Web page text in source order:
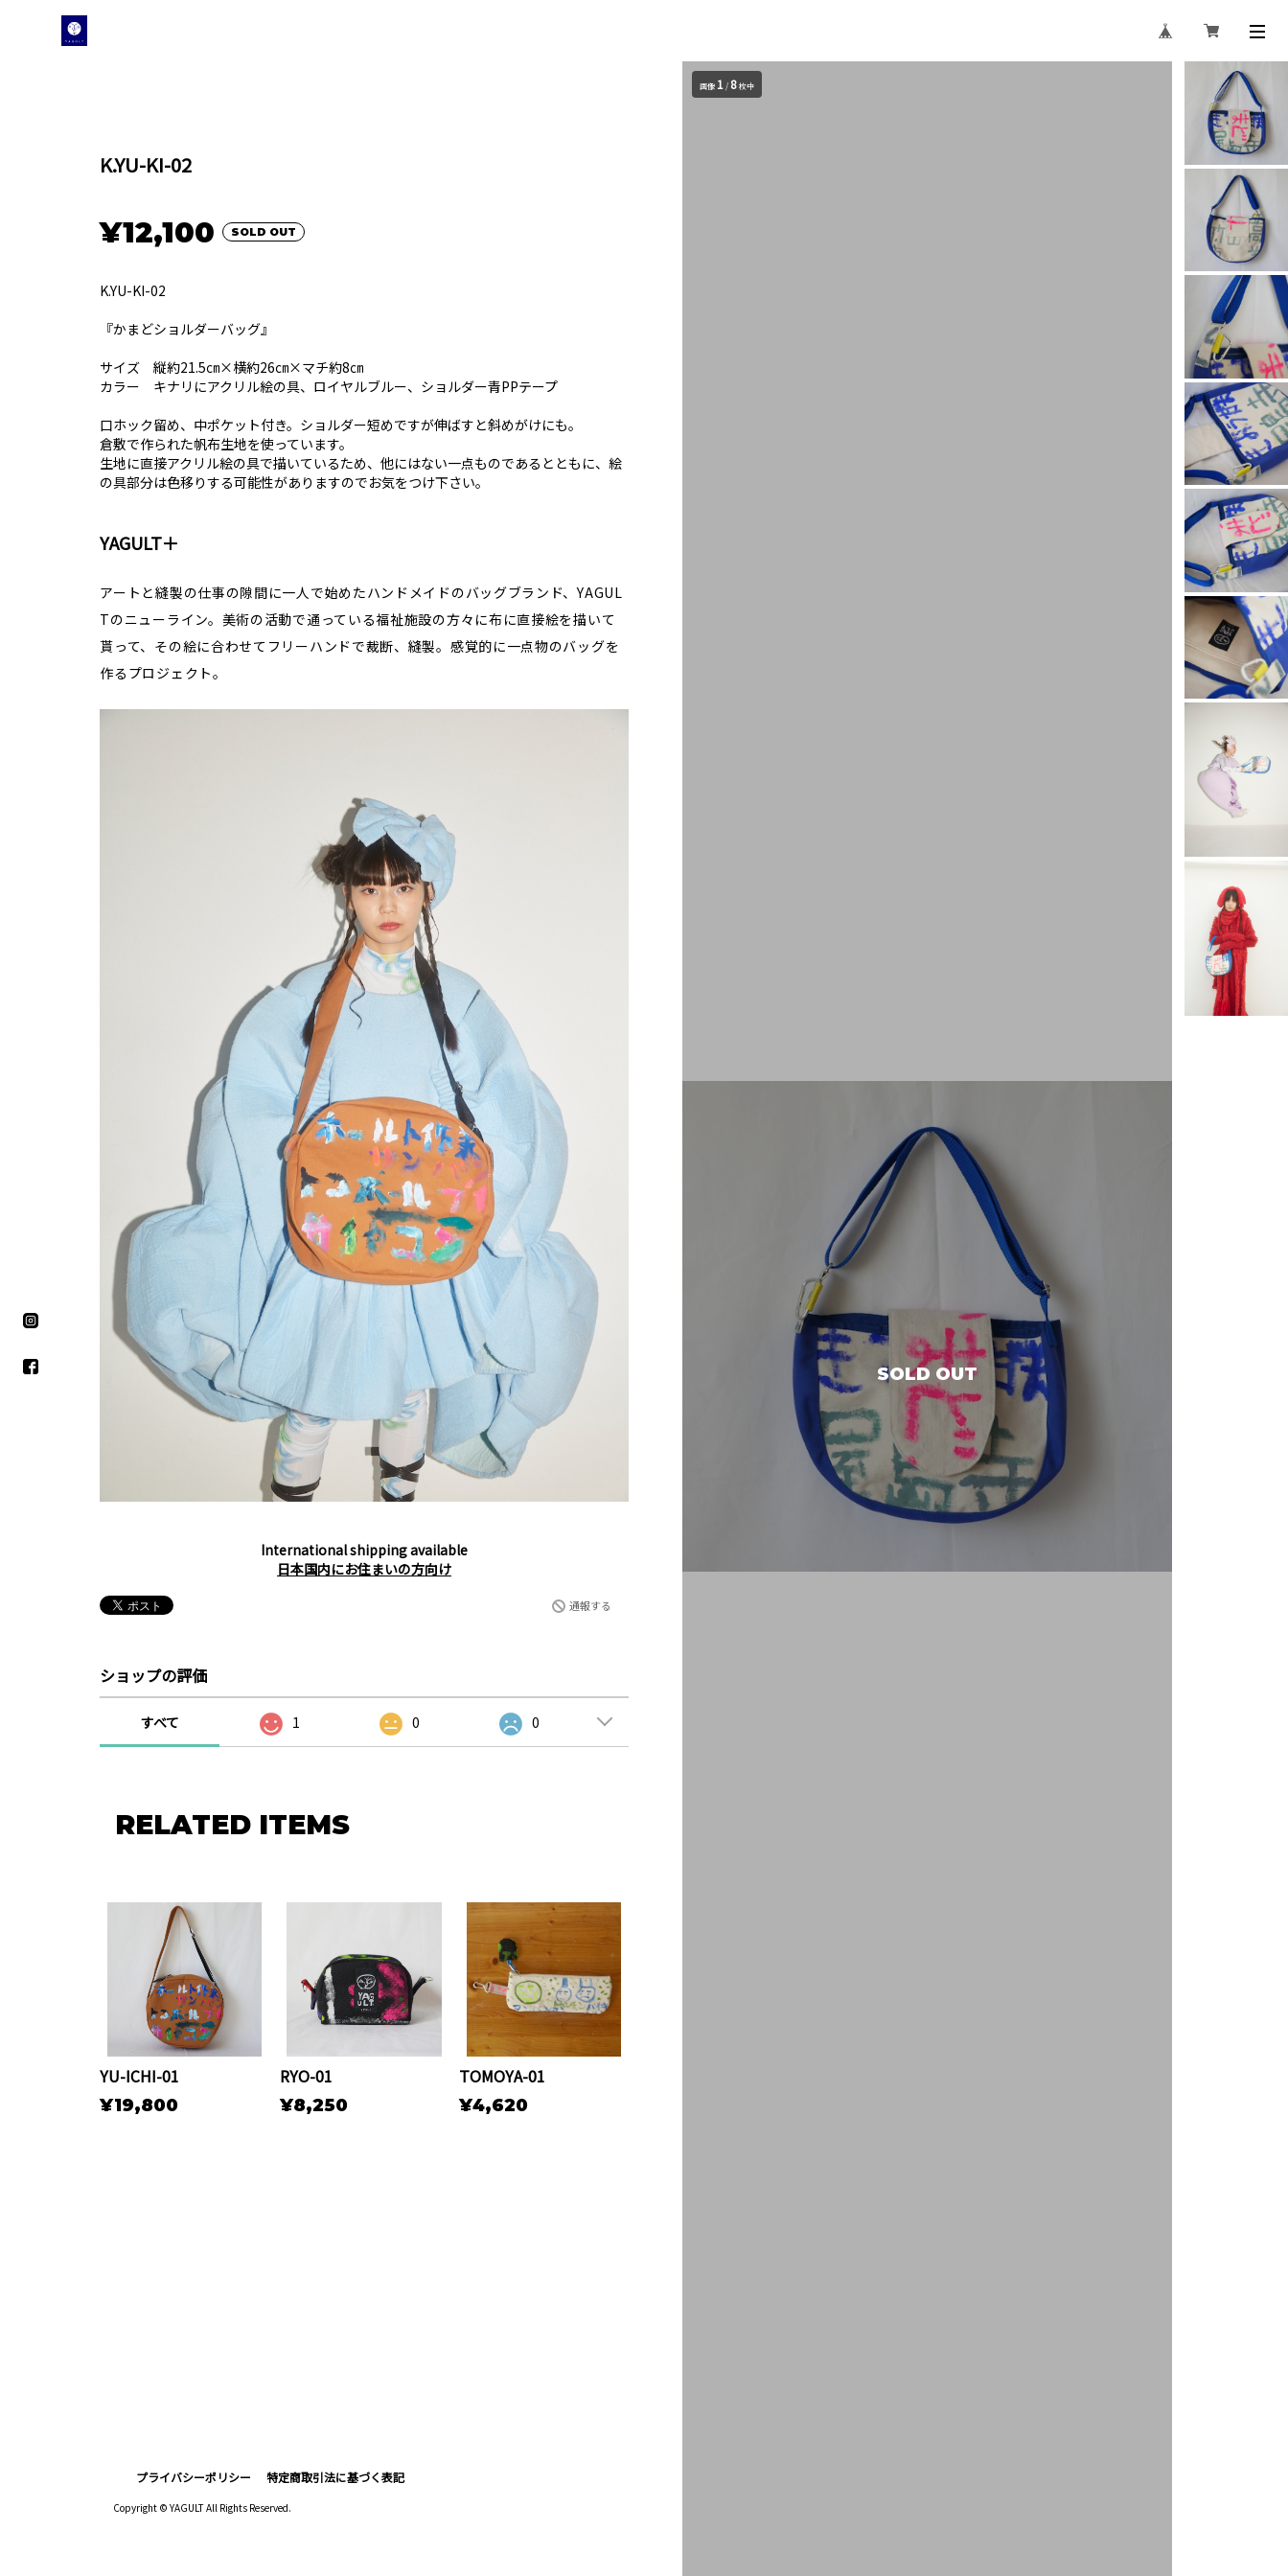
画像 1 / 8枚中
SOLD OUT
K.YU-KI-02
¥12,100 SOLD OUT
K.YU-KI-02
『かまどショルダーバッグ』
サイズ 縦約21.5㎝×横約26㎝×マチ約8㎝
カラー キナリにアクリル絵の具、ロイヤルブルー、ショルダー青PPテープ
口ホック留め、中ポケット付き。ショルダー短めですが伸ばすと斜めがけにも。
倉敷で作られた帆布生地を使っています。
生地に直接アクリル絵の具で描いているため、他にはない一点ものであるとともに、絵
の具部分は色移りする可能性がありますのでお気をつけ下さい。
YAGULT＋
アートと縫製の仕事の隙間に一人で始めたハンドメイドのバッグブランド、YAGUL
Tのニューライン。美術の活動で通っている福祉施設の方々に布に直接絵を描いて
貰って、その絵に合わせてフリーハンドで裁断、縫製。感覚的に一点物のバッグを
作るプロジェクト。
International shipping available
日本国内にお住まいの方向け
通報する
ショップの評価
すべて 1 0 0
RELATED ITEMS
YU-ICHI-01
¥19,800
RYO-01
¥8,250
TOMOYA-01
¥4,620
プライバシーポリシー 特定商取引法に基づく表記
Copyright © YAGULT All Rights Reserved.